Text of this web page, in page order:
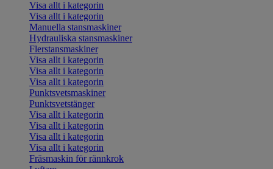
Visa allt i kategorin
Visa allt i kategorin
Manuella stansmaskiner
Hydrauliska stansmaskiner
Flerstansmaskiner
Visa allt i kategorin
Visa allt i kategorin
Visa allt i kategorin
Punktsvetsmaskiner
Punktsvetstänger
Visa allt i kategorin
Visa allt i kategorin
Visa allt i kategorin
Visa allt i kategorin
Fräsmaskin för rännkrok